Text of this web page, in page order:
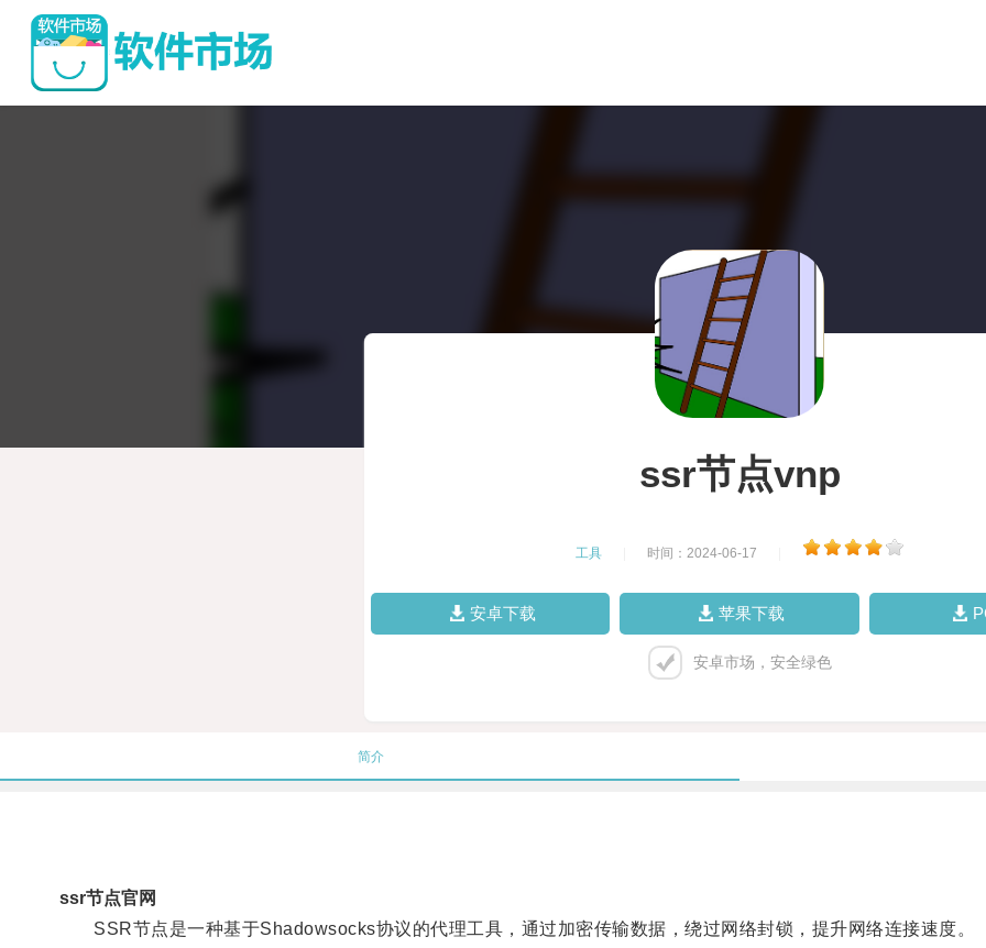
ssr节点vnp
工具 时间：2024-06-17
安卓下载 苹果下载
安卓市场，安全绿色
简介
ssr节点官网
SSR节点是一种基于Shadowsocks协议的代理工具，通过加密传输数据，绕过网络封锁，提升网络连接速度。